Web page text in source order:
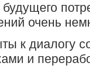
будущего
очень
к диалогу
и